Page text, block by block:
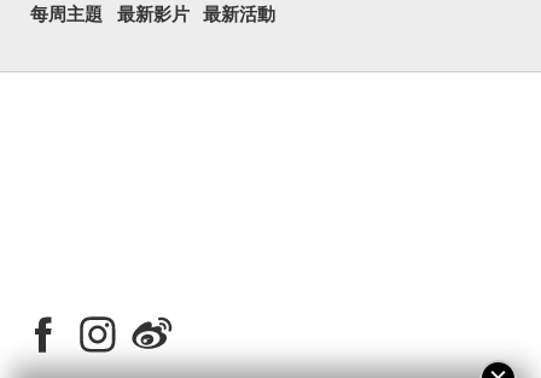
每周主題 最新影片 最新活動